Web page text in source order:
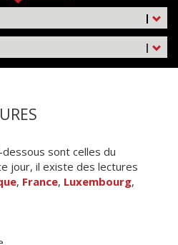
|
|
sont celles du
jour, il existe des lectures
, France, Luxembourg,